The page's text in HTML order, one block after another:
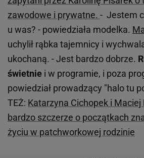
zawodowe i prywatne. - Jestem
u was? - powiedziała modelka.
uchylił rąbka tajemnicy i
ukochaną. - Jest bardzo dobrze.
świetnie i w programie, i poza
powiedział prowadzący "halo tu
TEŻ: Katarzyna Cichopek i Maciej
bardzo szczerze o początkach
życiu w patchworkowej rodzinie